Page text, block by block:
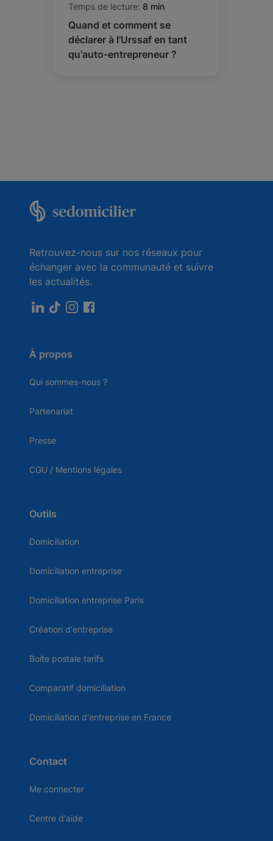
Temps de lecture: 8 min
Quand et comment se
déclarer à l'Urssaf en tant
qu'auto-entrepreneur ?
Retrouvez-nous sur nos réseaux pour
échanger avec la communauté et suivre
les actualités.
À propos
Qui sommes-nous ?
Partenariat
Presse
CGU / Mentions légales
Outils
Domiciliation
Domiciliation entreprise
Domiciliation entreprise Paris
Création d'entreprise
Boite postale tarifs
Comparatif domiciliation
Domiciliation d'entreprise en France
Contact
Me connecter
Centre d'aide